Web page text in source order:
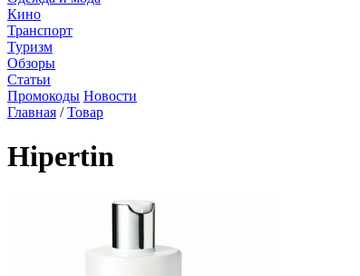
Кино
Транспорт
Туризм
Обзоры
Статьи
Промокоды Новости
Главная /Товар
Hipertin